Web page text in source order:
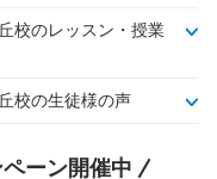
校のレッスン・授業
校の生徒様の声
ーン開催中